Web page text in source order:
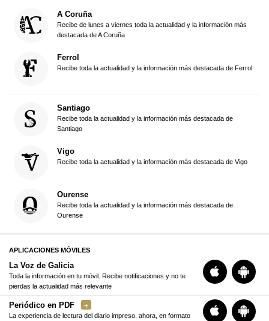
A Coruña
Recibe de lunes a viernes toda la actualidad y la información más
destacada de A Coruña
Ferrol
Recibe toda la actualidad y la información más destacada de Ferrol
Santiago
Recibe toda la actualidad y la información más destacada de
Santiago
Vigo
Recibe toda la actualidad y la información más destacada de Vigo
Ourense
Recibe toda la actualidad y la información más destacada de
Ourense
APLICACIONES MÓVILES
La Voz de Galicia
Toda la información en tu móvil. Recibe notificaciones y no te
pierdas la actualidad más relevante
Periódico en PDF
La experiencia de lectura del diario impreso, ahora, en formato